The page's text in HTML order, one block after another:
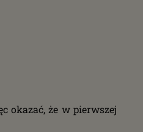
okazać, że w pierwszej